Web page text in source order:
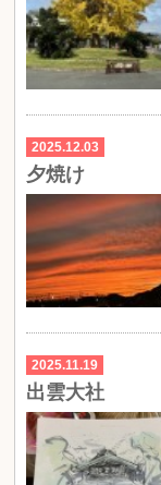
2025.12.03
夕焼け
2025.11.19
出雲大社